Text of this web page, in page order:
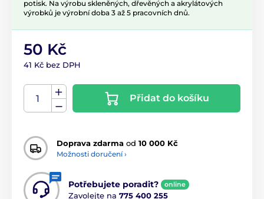
potisk. Na výrobu skleněných, dřevěných a akrylátových
výrobků je výrobní doba 3 až 5 pracovních dnů.
50 Kč
41 Kč bez DPH
Přidat do košíku
Doprava zdarma od 10 000 Kč
Možnosti doručení ›
Potřebujete poradit? online
Zavolejte na 775 400 255